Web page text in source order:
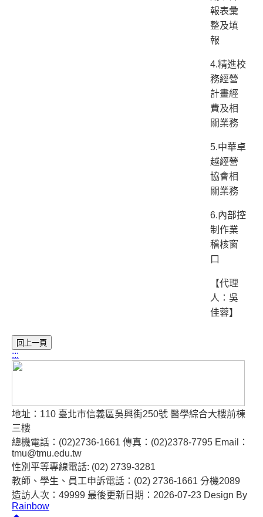
報表彙
整及填
報
4.精進校
務經營
計畫經
費及相
關業務
5.中華卓
越經營
協會相
關業務
6.內部控
制作業
稽核窗
口
【代理
人：吳
佳蓉】
:::
地址：110 臺北市信義區吳興街250號 醫學綜合大樓前棟
三樓
總機電話：(02)2736-1661 傳真：(02)2378-7795 Email：
tmu@tmu.edu.tw
性別平等專線電話: (02) 2739-3281
教師、學生、員工申訴電話：(02) 2736-1661 分機2089
造訪人次：49999 最後更新日期：2026-07-23 Design By
Rainbow